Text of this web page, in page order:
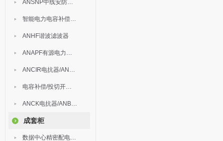
ANSNP中线安防保护器
智能电力电容补偿装置
ANHF谐波滤波器
ANAPF有源电力滤波器
ANCIR电抗器/ANHPD300谐波保护器
电容补偿/投切开关/ARC
ANCK电抗器/ANBSMJ自愈式低压并联电容器
成套柜
数据中心精密配电监控装置